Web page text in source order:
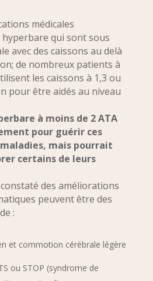
médicales
qui sont sous
avec des caissons au delà
de nombreux patients à
les caissons à 1,3 ou
pour être aidés au niveau
à moins de 2 ATA
pour guérir ces
mais pourrait
certains de leurs
des améliorations
peuvent être des
:
et commotion cérébrale légère
ou STOP (syndrome de